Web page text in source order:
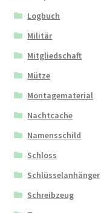
Logbuch
Militär
Mitgliedschaft
Mütze
Montagematerial
Nachtcache
Namensschild
Schloss
Schlüsselanhänger
Schreibzeug